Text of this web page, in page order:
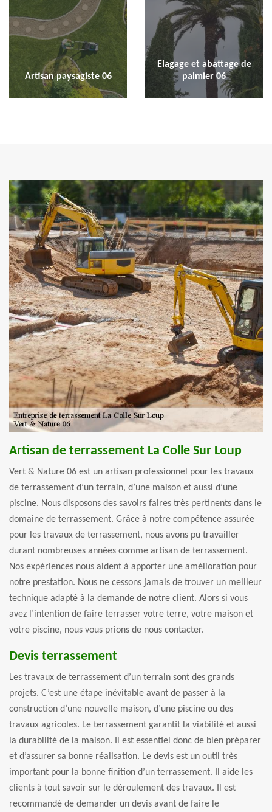
Artisan paysagiste 06
Elagage et abattage de
palmier 06
Artisan de terrassement La Colle Sur Loup
Vert & Nature 06 est un artisan professionnel pour les travaux
de terrassement d’un terrain, d’une maison et aussi d’une
piscine. Nous disposons des savoirs faires très pertinents dans le
domaine de terrassement. Grâce à notre compétence assurée
pour les travaux de terrassement, nous avons pu travailler
durant nombreuses années comme artisan de terrassement.
Nos expériences nous aident à apporter une amélioration pour
notre prestation. Nous ne cessons jamais de trouver un meilleur
technique adapté à la demande de notre client. Alors si vous
avez l’intention de faire terrasser votre terre, votre maison et
votre piscine, nous vous prions de nous contacter.
Devis terrassement
Les travaux de terrassement d’un terrain sont des grands
projets. C’est une étape inévitable avant de passer à la
construction d’une nouvelle maison, d’une piscine ou des
travaux agricoles. Le terrassement garantit la viabilité et aussi
la durabilité de la maison. Il est essentiel donc de bien préparer
et d’assurer sa bonne réalisation. Le devis est un outil très
important pour la bonne finition d’un terrassement. Il aide les
clients à tout savoir sur le déroulement des travaux. Il est
recommandé de demander un devis avant de faire le